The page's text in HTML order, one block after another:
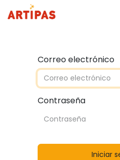
Correo electrónico
Contraseña
Iniciar